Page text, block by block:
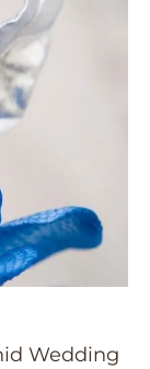
Wedding